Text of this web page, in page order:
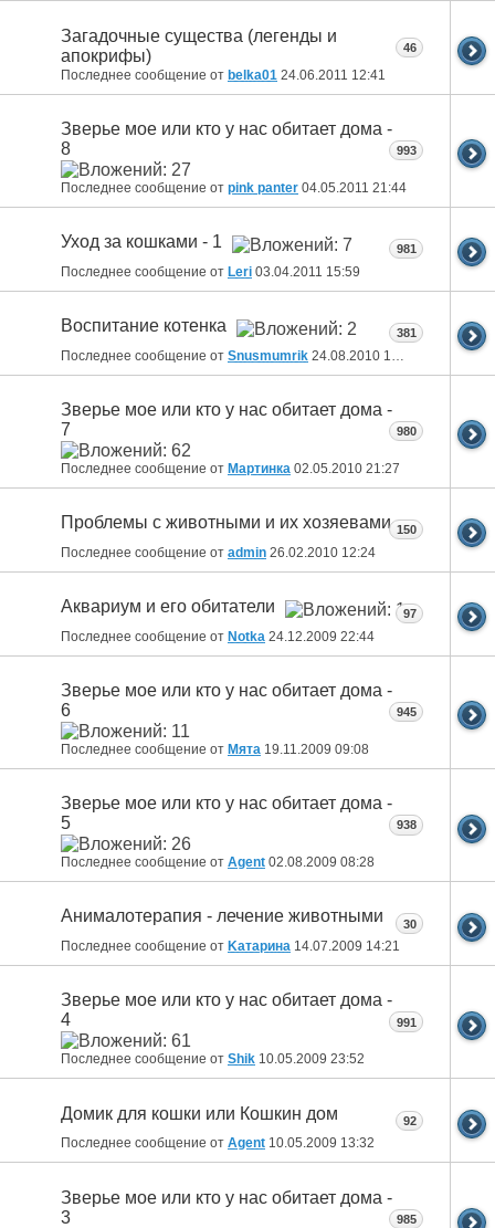
Загадочные существа (легенды и
апокрифы)
Последнее сообщение от belka01 24.06.2011 12:41
46
Зверье мое или кто у нас обитает дома -
8
Последнее сообщение от pink panter 04.05.2011 21:44
993
Уход за кошками - 1
Последнее сообщение от Leri 03.04.2011 15:59
981
Воспитание котенка
Последнее сообщение от Snusmumrik 24.08.2010 17:03
381
Зверье мое или кто у нас обитает дома -
7
Последнее сообщение от Мартинка 02.05.2010 21:27
980
Проблемы с животными и их хозяевами
Последнее сообщение от admin 26.02.2010 12:24
150
Аквариум и его обитатели
Последнее сообщение от Notka 24.12.2009 22:44
97
Зверье мое или кто у нас обитает дома -
6
Последнее сообщение от Мята 19.11.2009 09:08
945
Зверье мое или кто у нас обитает дома -
5
Последнее сообщение от Agent 02.08.2009 08:28
938
Анималотерапия - лечение животными
Последнее сообщение от Kатарина 14.07.2009 14:21
30
Зверье мое или кто у нас обитает дома -
4
Последнее сообщение от Shik 10.05.2009 23:52
991
Домик для кошки или Кошкин дом
Последнее сообщение от Agent 10.05.2009 13:32
92
Зверье мое или кто у нас обитает дома -
3
985